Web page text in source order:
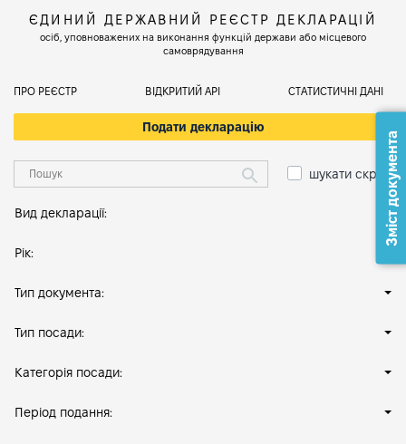
ЄДИНИЙ ДЕРЖАВНИЙ РЕЄСТР ДЕКЛАРАЦІЙ
осіб, уповноважених на виконання функцій держави або місцевого
самоврядування
ПРО РЕЄСТР ВІДКРИТИЙ АРІ СТАТИСТИЧНІ ДАНІ
Подати декларацію
шукати скрізь
Вид декларації:
Рік:
Тип документа:
Тип посади:
Категорія посади:
Період подання:
Зміст документа